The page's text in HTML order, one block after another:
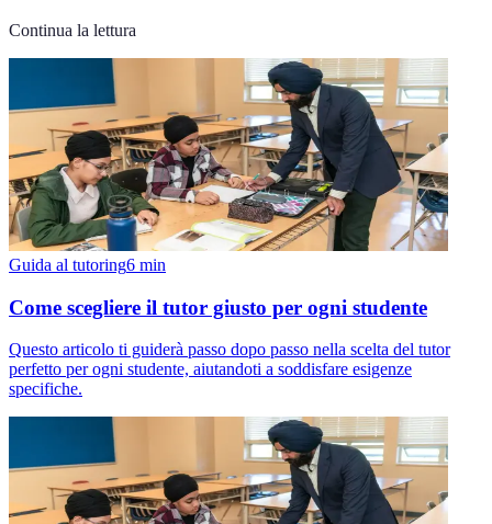
Continua la lettura
Guida al tutoring6 min
Come scegliere il tutor giusto per ogni studente
Questo articolo ti guiderà passo dopo passo nella scelta del tutor
perfetto per ogni studente, aiutandoti a soddisfare esigenze
specifiche.